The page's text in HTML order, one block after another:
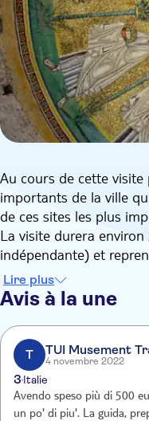
Au cours de cette
importants de la ville
de ces sites les plus
La visite durera
indépendante) et
Vous verrez les cinq
Galla Placidia, le
Votre guide vous
explorerez également
le célèbre poète
Vous verrez
Lire plus
Avis à la une
T TUI Musement
4 novembre 2022
3 Italie
Avendo speso più di 500 euro per
un po' di piu'. La guida, preparata, si muoveva in bici